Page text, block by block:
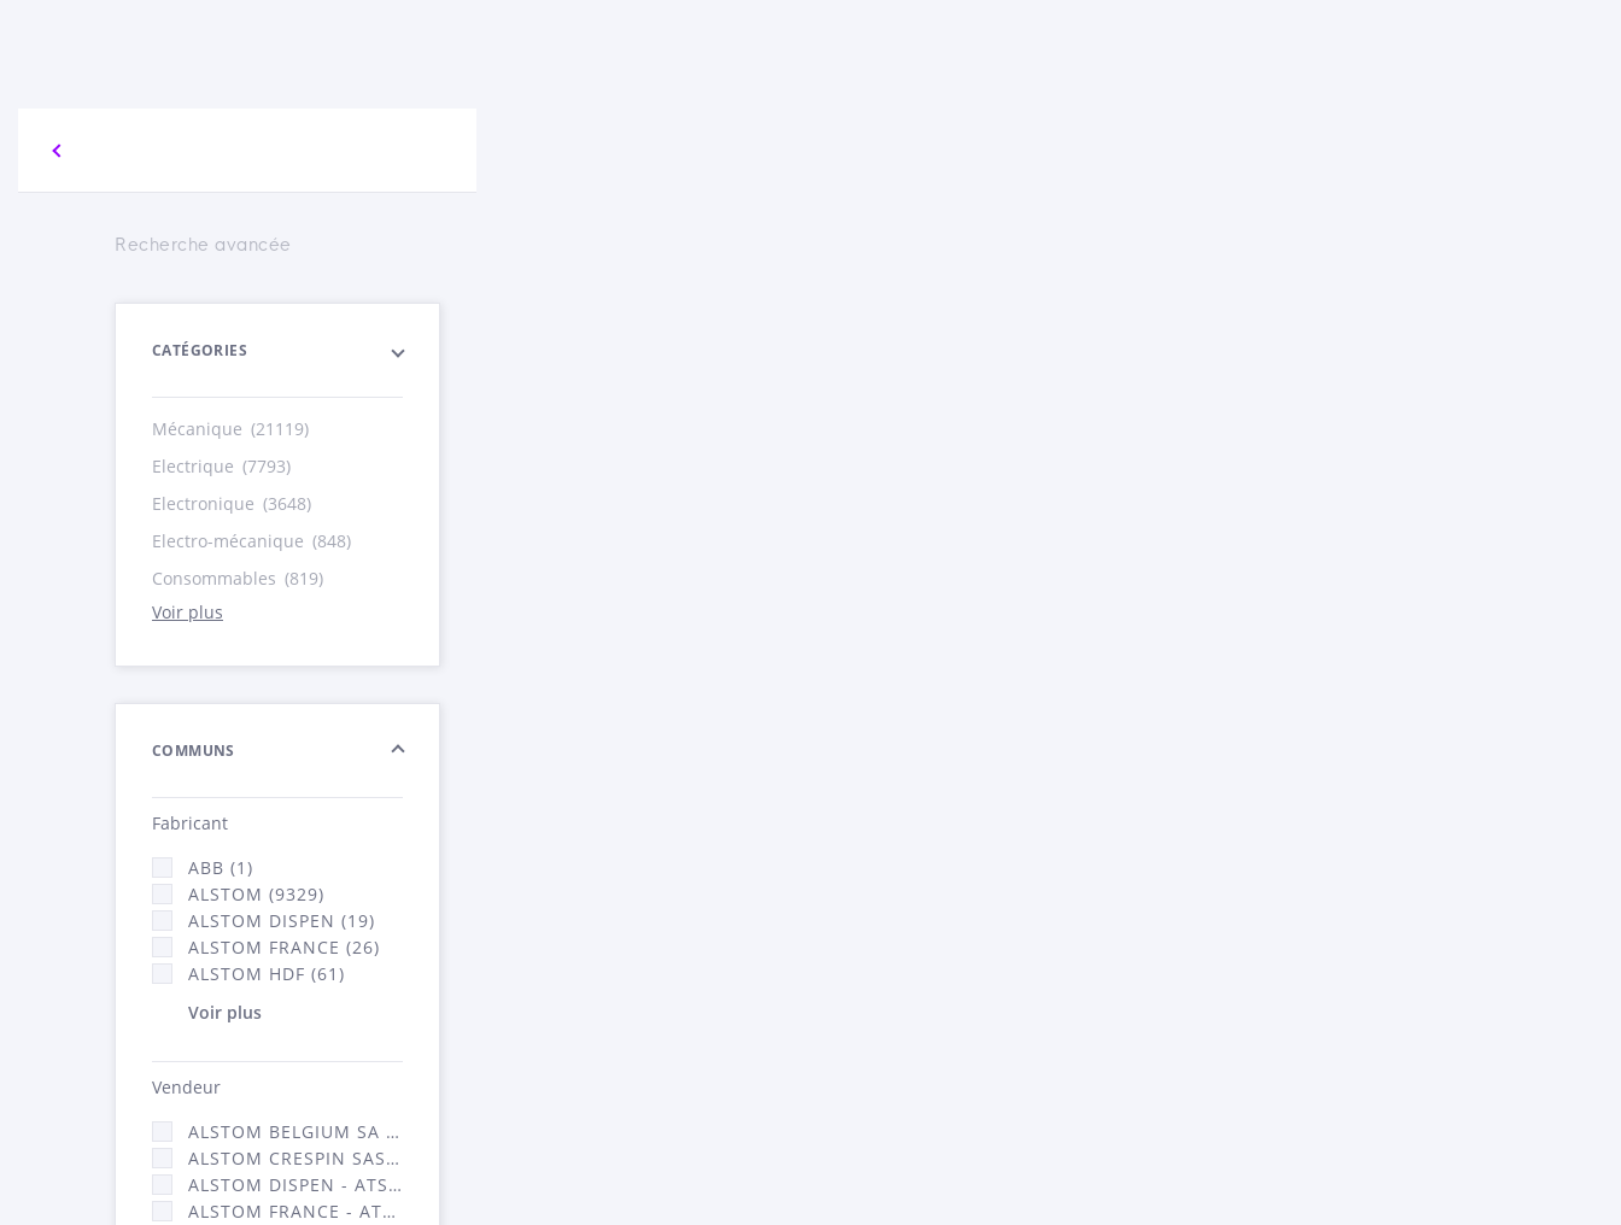
Recherche avancée
CATÉGORIES
Mécanique (21119)
Electrique (7793)
Electronique (3648)
Electro-mécanique (848)
Consommables (819)
Voir plus
COMMUNS
Fabricant
ABB (1)
ALSTOM (9329)
ALSTOM DISPEN (19)
ALSTOM FRANCE (26)
ALSTOM HDF (61)
Voir plus
Vendeur
ALSTOM BELGIUM SA (25)
ALSTOM CRESPIN SAS (268)
ALSTOM DISPEN - ATSA (19)
ALSTOM FRANCE - ATSA (16314)